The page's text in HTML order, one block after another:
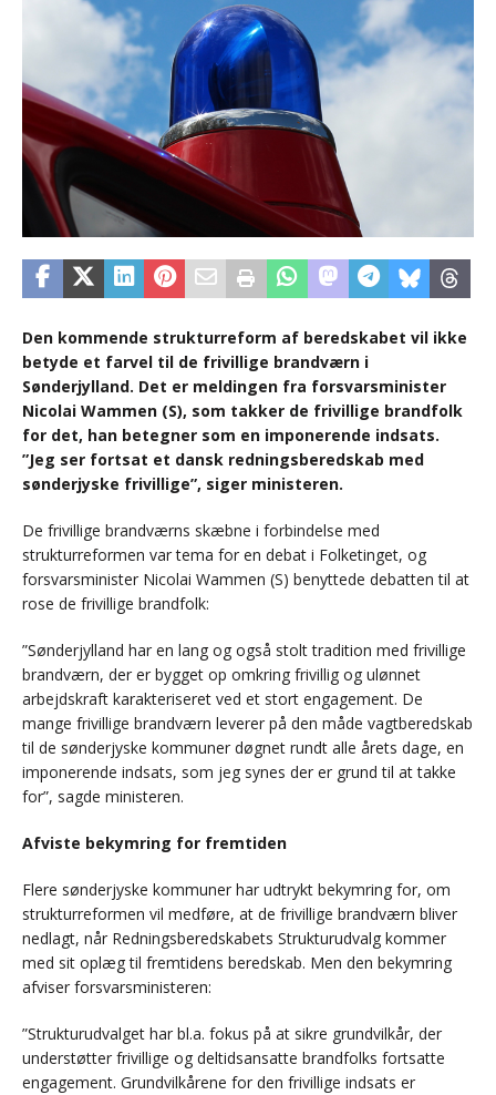
Den kommende strukturreform af beredskabet vil ikke
betyde et farvel til de frivillige brandværn i
Sønderjylland. Det er meldingen fra forsvarsminister
Nicolai Wammen (S), som takker de frivillige brandfolk
for det, han betegner som en imponerende indsats.
”Jeg ser fortsat et dansk redningsberedskab med
sønderjyske frivillige”, siger ministeren.
De frivillige brandværns skæbne i forbindelse med
strukturreformen var tema for en debat i Folketinget, og
forsvarsminister Nicolai Wammen (S) benyttede debatten til at
rose de frivillige brandfolk:
”Sønderjylland har en lang og også stolt tradition med frivillige
brandværn, der er bygget op omkring frivillig og ulønnet
arbejdskraft karakteriseret ved et stort engagement. De
mange frivillige brandværn leverer på den måde vagtberedskab
til de sønderjyske kommuner døgnet rundt alle årets dage, en
imponerende indsats, som jeg synes der er grund til at takke
for”, sagde ministeren.
Afviste bekymring for fremtiden
Flere sønderjyske kommuner har udtrykt bekymring for, om
strukturreformen vil medføre, at de frivillige brandværn bliver
nedlagt, når Redningsberedskabets Strukturudvalg kommer
med sit oplæg til fremtidens beredskab. Men den bekymring
afviser forsvarsministeren:
”Strukturudvalget har bl.a. fokus på at sikre grundvilkår, der
understøtter frivillige og deltidsansatte brandfolks fortsatte
engagement. Grundvilkårene for den frivillige indsats er